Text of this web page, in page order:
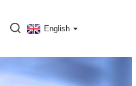
English